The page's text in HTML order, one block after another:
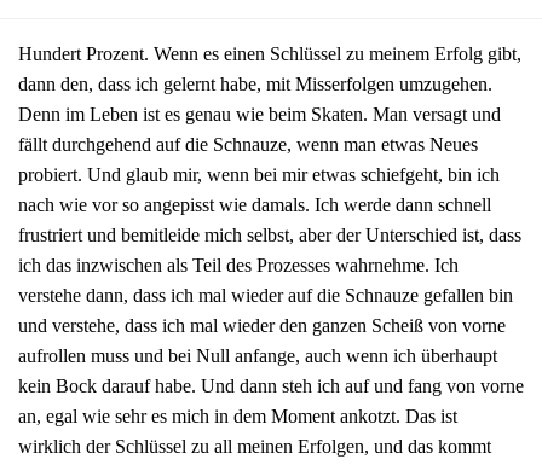
Hundert Prozent. Wenn es einen Schlüssel zu meinem Erfolg gibt,
dann den, dass ich gelernt habe, mit Misserfolgen umzugehen.
Denn im Leben ist es genau wie beim Skaten. Man versagt und
fällt durchgehend auf die Schnauze, wenn man etwas Neues
probiert. Und glaub mir, wenn bei mir etwas schiefgeht, bin ich
nach wie vor so angepisst wie damals. Ich werde dann schnell
frustriert und bemitleide mich selbst, aber der Unterschied ist, dass
ich das inzwischen als Teil des Prozesses wahrnehme. Ich
verstehe dann, dass ich mal wieder auf die Schnauze gefallen bin
und verstehe, dass ich mal wieder den ganzen Scheiß von vorne
aufrollen muss und bei Null anfange, auch wenn ich überhaupt
kein Bock darauf habe. Und dann steh ich auf und fang von vorne
an, egal wie sehr es mich in dem Moment ankotzt. Das ist
wirklich der Schlüssel zu all meinen Erfolgen, und das kommt